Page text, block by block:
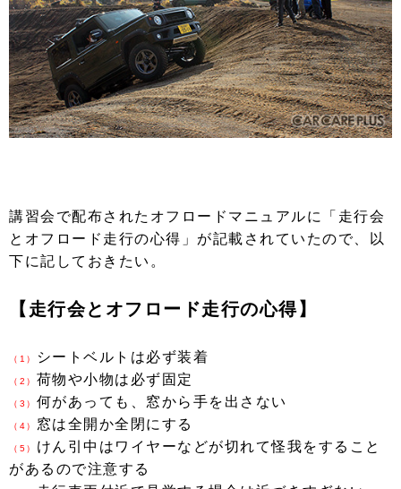
講習会で配布されたオフロードマニュアルに「走行会
とオフロード走行の心得」が記載されていたので、以
下に記しておきたい。
【走行会とオフロード走行の心得】
（1） シートベルトは必ず装着
（2） 荷物や小物は必ず固定
（3） 何があっても、窓から手を出さない
（4） 窓は全開か全閉にする
（5）
けん引中はワイヤーなどが切れて怪我をすること
があるので注意する